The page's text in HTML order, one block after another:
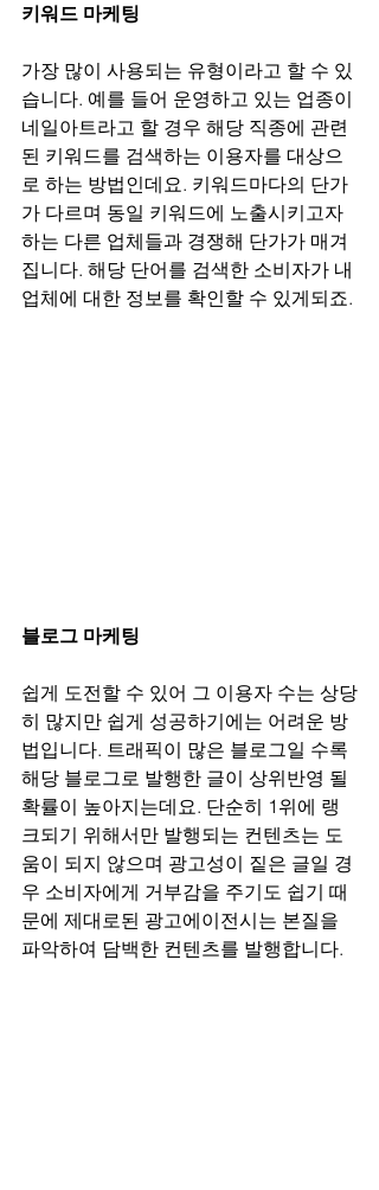
키워드 마케팅
가장 많이 사용되는 유형이라고 할 수 있
습니다. 예를 들어 운영하고 있는 업종이
네일아트라고 할 경우 해당 직종에 관련
된 키워드를 검색하는 이용자를 대상으
로 하는 방법인데요. 키워드마다의 단가
가 다르며 동일 키워드에 노출시키고자
하는 다른 업체들과 경쟁해 단가가 매겨
집니다. 해당 단어를 검색한 소비자가 내
업체에 대한 정보를 확인할 수 있게되죠.
블로그 마케팅
쉽게 도전할 수 있어 그 이용자 수는 상당
히 많지만 쉽게 성공하기에는 어려운 방
법입니다. 트래픽이 많은 블로그일 수록
해당 블로그로 발행한 글이 상위반영 될
확률이 높아지는데요. 단순히 1위에 랭
크되기 위해서만 발행되는 컨텐츠는 도
움이 되지 않으며 광고성이 짙은 글일 경
우 소비자에게 거부감을 주기도 쉽기 때
문에 제대로된 광고에이전시는 본질을
파악하여 담백한 컨텐츠를 발행합니다.